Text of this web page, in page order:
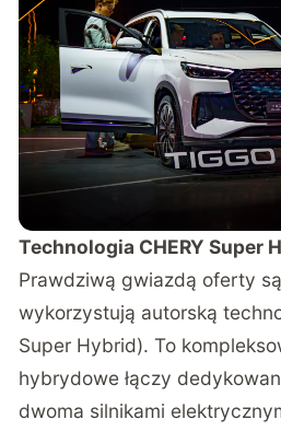
Technologia CHERY Super
Prawdziwą gwiazdą oferty
wykorzystują autorską
Super Hybrid). To
hybrydowe łączy
dwoma silnikami